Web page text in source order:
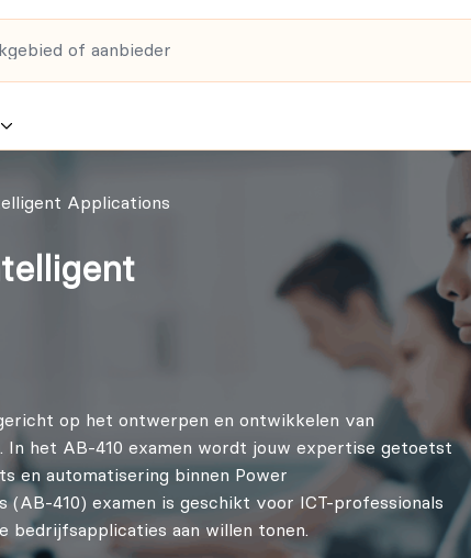
Applications
op het ontwerpen en ontwikkelen van
het AB-410 examen wordt jouw expertise getoetst
en automatisering binnen Power
410) examen is geschikt voor ICT-professionals
bedrijfsapplicaties aan willen tonen.